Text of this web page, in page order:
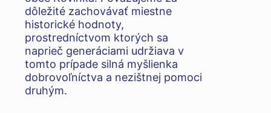
dôležité zachovávať miestne
historické hodnoty,
prostredníctvom ktorých sa
naprieč generáciami udržiava v
tomto prípade silná myšlienka
dobrovoľníctva a nezištnej pomoci
druhým.